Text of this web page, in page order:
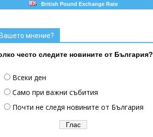
British Pound Exchange Rate
мнение?
често следите новините от България?
Всеки ден
Само при важни събития
Почти не следя новините от България